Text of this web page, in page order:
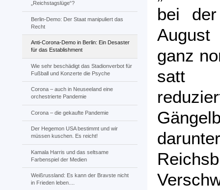
„Reichstagslüge“?
Berlin-Demo: Der Staat manipuliert das
Recht
Anti-Corona-Demo in Berlin: Ein Desaster
für das Establishment
Wie sehr beschädigt das Stadionverbot für
Fußball und Konzerte die Psyche
Corona – auch in Neuseeland eine
orchestrierte Pandemie
Corona – die gekaufte Pandemie
Der Hegemon USA bestimmt und wir
müssen kuschen. Es reicht!
Kamala Harris und das seltsame
Farbenspiel der Medien
Weißrussland: Es kann der Bravste nicht
in Frieden leben....
bei
ganz
satt